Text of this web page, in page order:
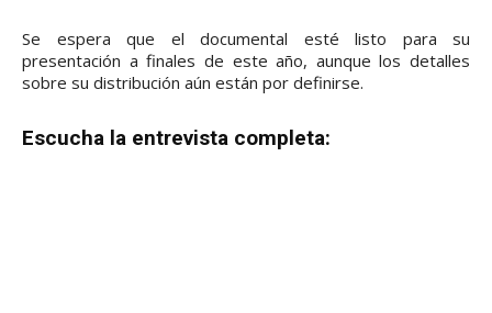
Se espera que el documental esté listo para su
presentación a finales de este año, aunque los detalles
sobre su distribución aún están por definirse.
Escucha la entrevista completa: